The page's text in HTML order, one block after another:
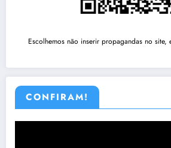
Escolhemos não inserir propagandas no site,
CONFIRAM!